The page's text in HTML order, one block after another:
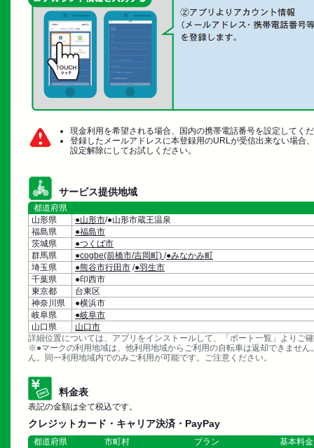
現金利用を希望される場合、国内の携帯電話番号を設定してく
登録したメールアドレスに本登録用のURLが受信出来ない場合
設定解除にしてお試しください。
サービス提供地域
都道府県
山形県
●山形市/●山形市蔵王温泉
福島県
●福島市
茨城県
●つくば市
群馬県
●cogbe(前橋市/吉岡町) /●みなかみ町
埼玉県
●熊谷市行田市 /●羽生市
千葉県
●印西市
東京都
台東区
神奈川県
●横浜市
岐阜県
●岐阜市
山口県
山口市
詳細位置については、アプリをインストールして、「ポート一覧」よりご
※●マークの利用地域は、他利用地域からご利用の自転車は返却できませ
ん。同一利用地域内でのみご利用が可能です。ご注意ください。
料金表
表記の金額は全て税込です。
クレジットカード・キャリア決済・PayPay
都道府県 市町村 プラン 基本料金